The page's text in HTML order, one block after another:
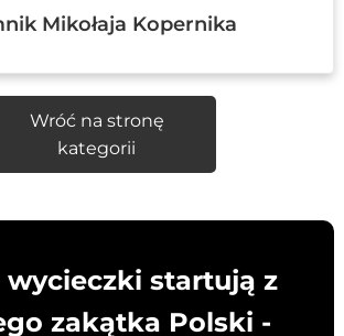
Mikołaja Kopernika
Wróć na stronę
kategorii
wycieczki startują z
zakątka Polski -